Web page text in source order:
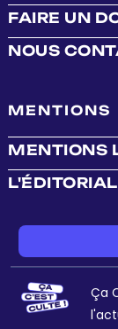
FAIRE UN
NOUS
MENTIONS
MENTIONS
L'ÉDITORIAL
Ça